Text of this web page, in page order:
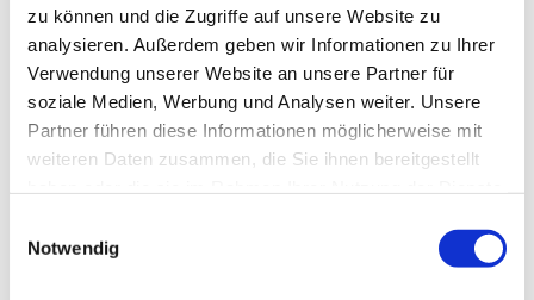
zu können und die Zugriffe auf unsere Website zu
analysieren. Außerdem geben wir Informationen zu Ihrer
Verwendung unserer Website an unsere Partner für
soziale Medien, Werbung und Analysen weiter. Unsere
Partner führen diese Informationen möglicherweise mit
weiteren Daten zusammen, die Sie ihnen bereitgestellt
Notwendig